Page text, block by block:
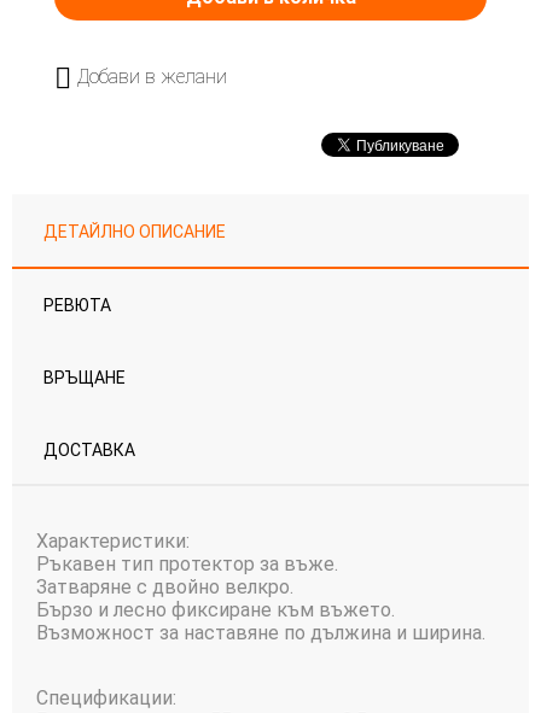
Добави в желани
ДЕТАЙЛНО ОПИСАНИЕ
РЕВЮТА
ВРЪЩАНЕ
ДОСТАВКА
Характеристики:
Ръкавен тип протектор за въже.
Затваряне с двойно велкро.
Бързо и лесно фиксиране към въжето.
Възможност за наставяне по дължина и ширина.
Спецификации: